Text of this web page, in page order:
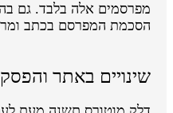
מפרסמים אלה בלבד. גם
הסכמת המפרסם בכתב
שינויים באתר